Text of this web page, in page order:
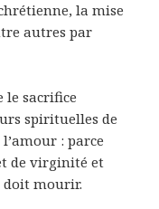
la mise
autres par
le sacrifice
spirituelles de
: parce
de virginité et
doit mourir.